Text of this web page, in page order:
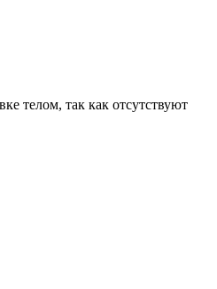
телом, так как отсутствуют